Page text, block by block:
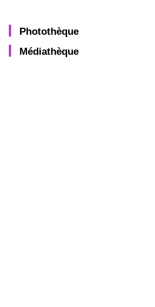
Photothèque
Médiathèque